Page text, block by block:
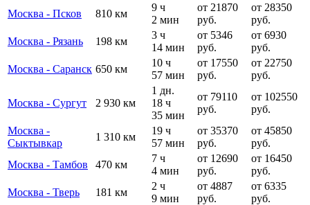
Москва - Псков
810 км
9 ч
2 мин
от 21870
руб.
от 28350
руб.
Москва - Рязань
198 км
3 ч
14 мин
от 5346
руб.
от 6930
руб.
Москва - Саранск 650 км
10 ч
57 мин
от 17550
руб.
от 22750
руб.
Москва - Сургут 2 930 км
1 дн.
18 ч
35 мин
от 79110
руб.
от 102550
руб.
Москва -
Сыктывкар
1 310 км
19 ч
57 мин
от 35370
руб.
от 45850
руб.
Москва - Тамбов
470 км
7 ч
4 мин
от 12690
руб.
от 16450
руб.
Москва - Тверь
181 км
2 ч
9 мин
от 4887
руб.
от 6335
руб.